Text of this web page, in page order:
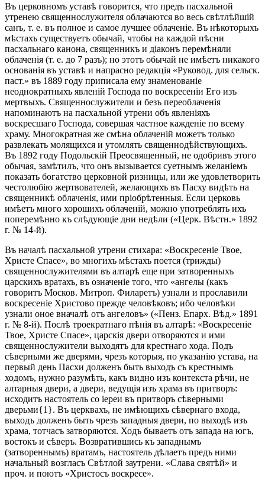
Въ церковномъ уставѣ говорится, что предъ пасхальной
утренею священнослужителя облачаются во весь свѣтлѣйшій
санъ, т. е. въ полное и самое лучшее облаченіе. Въ нѣкоторыхъ
мѣстахъ существуетъ обычай, чтобы на каждой пѣсни
пасхальнаго канона, священникъ и діаконъ перемѣняли
облаченія (т. е. до 7 разъ); но этотъ обычай не имѣетъ никакого
основанія въ уставѣ и напрасно редакція «Руковод. для сельск.
паст.» въ 1889 году приписала ему знаменованіе
неоднократныхъ явленій Господа по воскресеніи Его изъ
мертвыхъ. Священнослужители и безъ переоблаченія
напоминаютъ на пасхальной утрени объ явленіяхъ
воскресшаго Господа, совершая частное кажденіе по всему
храму. Многократная же смѣна облаченій можетъ только
развлекать молящихся и утомлять священнодѣйствующихъ.
Въ 1892 году Подольскій Преосвященный, не одобривъ этого
обычая, замѣтилъ, что онъ вызывается суетнымъ желаніемъ
показать богатство церковной ризницы, или же удовлетворить
честолюбію жертвователей, желающихъ въ Пасху видѣть на
священникѣ облаченія, ими пріобрѣтенныя. Если церковь
имѣетъ много хорошихъ облаченій, можно употреблять ихъ
поперемѣнно къ слѣдующіе дни недѣли («Церк. Вѣстн.» 1892
г. № 14-й).
Въ началѣ пасхальной утрени стихара: «Воскресеніе Твое,
Христе Спасе», во многихъ мѣстахъ поется (трижды)
священнослужителями въ алтарѣ еще при затворенныхъ
царскихъ вратахъ, въ означеніе того, что «ангелы (какъ
говоритъ Москов. Митроп. Филаретъ) узнали и прославили
воскресеніе Христово прежде человѣковъ; ибо человѣки
узнали оное вначалѣ отъ ангеловъ» («Пенз. Епарх. Вѣд.» 1891
г. № 8-й). Послѣ троекратнаго пѣнія въ алтарѣ: «Воскресеніе
Твое, Христе Спасе», царскія двери отворяются и ими
священнослужители выходятъ для крестнаго хода. Подъ
сѣверными же дверями, чрезъ которыя, по указанію устава, на
первый день Пасхи долженъ быть выходъ съ крестнымъ
ходомъ, нужно разумѣть, какъ видно изъ контекста рѣчи, не
алтарныя двери, а двери, ведущія изъ храма въ притворъ:
исходитъ настоятель со іереи въ притворъ сѣверными
дверьми{1}. Въ церквахъ, не имѣющихъ сѣвернаго входа,
выходъ долженъ быть чрезъ западныя двери, по выходѣ изъ
храма, тотчасъ затворяются. Ходъ бываетъ отъ запада на югъ,
востокъ и сѣверъ. Возвратившись къ западнымъ
(затвореннымъ) вратамъ, настоятель дѣлаетъ предъ ними
начальный возгласъ Свѣтлой заутрени. «Слава святѣй» и
проч. и поютъ «Христосъ воскресе».